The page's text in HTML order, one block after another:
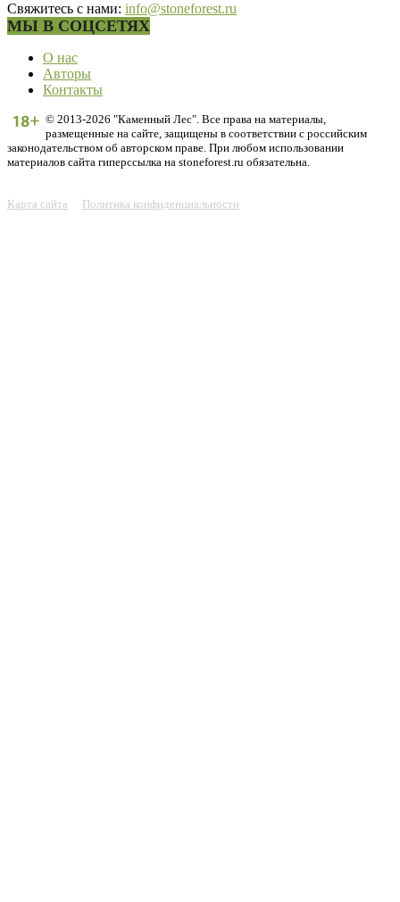
Свяжитесь с нами: info@stoneforest.ru
МЫ В СОЦСЕТЯХ
О нас
Авторы
Контакты
© 2013-2026 "Каменный Лес". Все права на материалы,
размещенные на сайте, защищены в соответствии с российским
законодательством об авторском праве. При любом использовании
материалов сайта гиперссылка на stoneforest.ru обязательна.
Карта сайта Политика конфиденциальности